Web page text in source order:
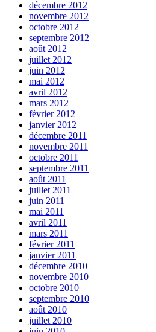
décembre 2012
novembre 2012
octobre 2012
septembre 2012
août 2012
juillet 2012
juin 2012
mai 2012
avril 2012
mars 2012
février 2012
janvier 2012
décembre 2011
novembre 2011
octobre 2011
septembre 2011
août 2011
juillet 2011
juin 2011
mai 2011
avril 2011
mars 2011
février 2011
janvier 2011
décembre 2010
novembre 2010
octobre 2010
septembre 2010
août 2010
juillet 2010